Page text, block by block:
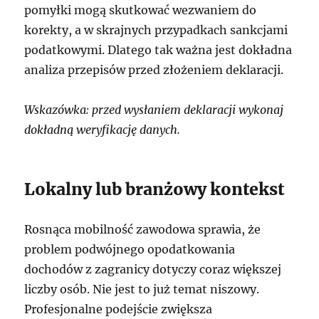
pomyłki mogą skutkować wezwaniem do
korekty, a w skrajnych przypadkach sankcjami
podatkowymi. Dlatego tak ważna jest dokładna
analiza przepisów przed złożeniem deklaracji.
Wskazówka: przed wysłaniem deklaracji wykonaj
dokładną weryfikację danych.
Lokalny lub branżowy kontekst
Rosnąca mobilność zawodowa sprawia, że
problem podwójnego opodatkowania
dochodów z zagranicy dotyczy coraz większej
liczby osób. Nie jest to już temat niszowy.
Profesjonalne podejście zwiększa